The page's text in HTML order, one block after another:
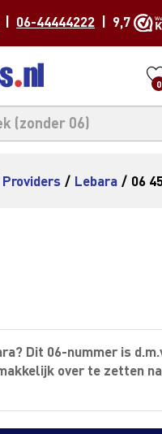
06-44444222 | 9,7
0
Providers / Lebara / 06
Dit 06-nummer is
over te zetten